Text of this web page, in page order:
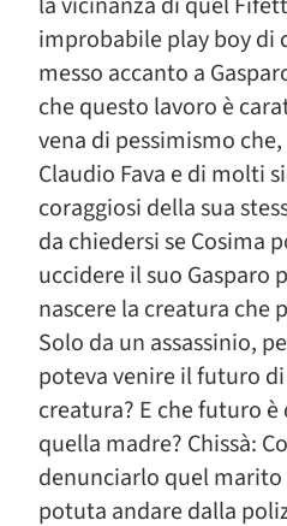
improbabile play boy di
messo accanto a
che questo lavoro è
vena di pessimismo
Claudio Fava e di molti
coraggiosi della sua
da chiedersi se Cosima
uccidere il suo Gasparo
nascere la creatura che
Solo da un assassinio,
poteva venire il futuro
creatura? E che futuro
quella madre? Chissà:
denunciarlo quel
potuta andare dalla